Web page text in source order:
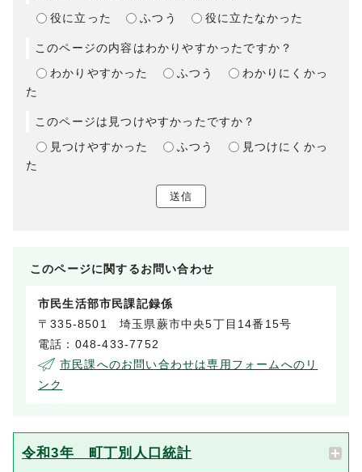
役に立った
ふつう 役に立たなかった
このページの内容はわかりやすかったですか？
わかりやすかった
ふつう
わかりにくかっ
た
このページは見つけやすかったですか？
見つけやすかった
ふつう
見つけにくかっ
た
送信
このページに関するお問い合わせ
市民生活部市民課記録係
〒335-8501 埼玉県蕨市中央5丁目14番15号
電話：048-433-7752
市民課へのお問い合わせは専用フォームへのリ
ンク
令和3年 町丁別人口統計